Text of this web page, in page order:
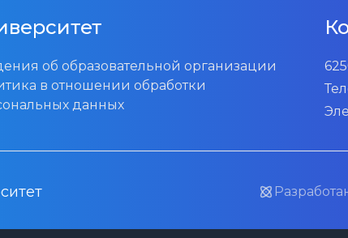
об образовательной организации
в отношении обработки
данных